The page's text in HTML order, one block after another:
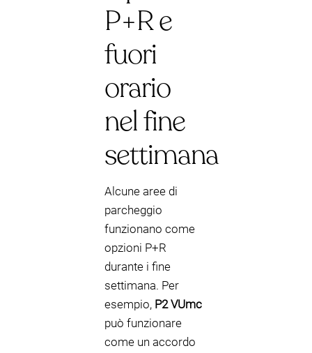
P+R e
fuori
orario
nel fine
settimana
Alcune aree di
parcheggio
funzionano come
opzioni P+R
durante i fine
settimana. Per
esempio, P2 VUmc
può funzionare
come un accordo